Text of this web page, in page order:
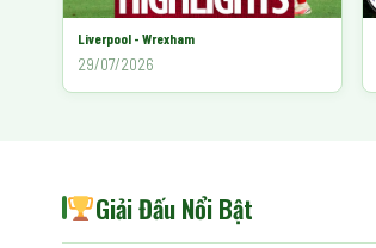
Liverpool - Wrexham
29/07/2026
Giải Đấu Nổi Bật